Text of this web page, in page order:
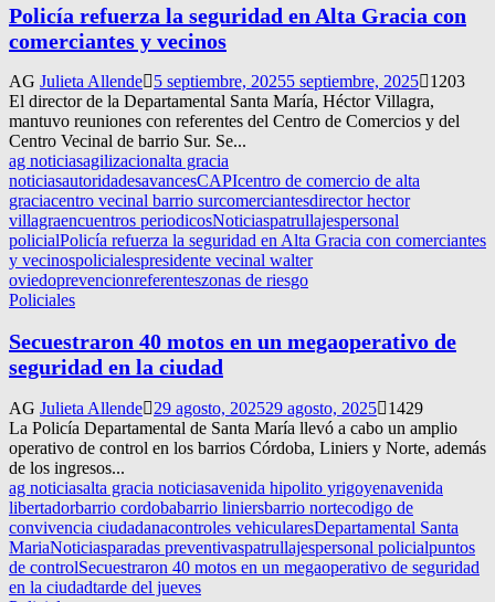
Policía refuerza la seguridad en Alta Gracia con
comerciantes y vecinos
AG Julieta Allende 5 septiembre, 20255 septiembre, 2025
1203
El director de la Departamental Santa María, Héctor Villagra,
mantuvo reuniones con referentes del Centro de Comercios y del
Centro Vecinal de barrio Sur. Se...
ag noticiasagilizacionalta gracia
noticiasautoridadesavancesCAPIcentro de comercio de alta
graciacentro vecinal barrio surcomerciantesdirector hector
villagraencuentros periodicosNoticiaspatrullajespersonal
policialPolicía refuerza la seguridad en Alta Gracia con comerciantes
y vecinospolicialespresidente vecinal walter
oviedoprevencionreferenteszonas de riesgo
Policiales
Secuestraron 40 motos en un megaoperativo de
seguridad en la ciudad
AG Julieta Allende 29 agosto, 202529 agosto, 2025
1429
La Policía Departamental de Santa María llevó a cabo un amplio
operativo de control en los barrios Córdoba, Liniers y Norte, además
de los ingresos...
ag noticiasalta gracia noticiasavenida hipolito yrigoyenavenida
libertadorbarrio cordobabarrio liniersbarrio nortecodigo de
convivencia ciudadanacontroles vehicularesDepartamental Santa
MariaNoticiasparadas preventivaspatrullajespersonal policialpuntos
de controlSecuestraron 40 motos en un megaoperativo de seguridad
en la ciudadtarde del jueves